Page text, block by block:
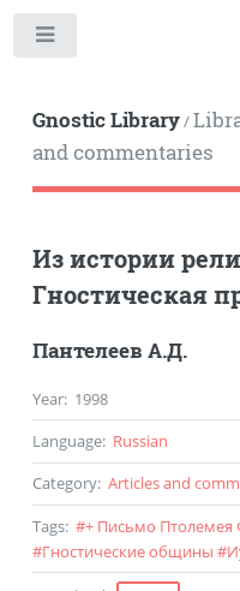
Gnostic Library/
and commentaries
Из истории
Гностическая
Пантелеев А.Д.
Year: 1998
Language: Russian
Category: Articles and
Tags: #+ Письмо Птолемея
#Гностические общины #